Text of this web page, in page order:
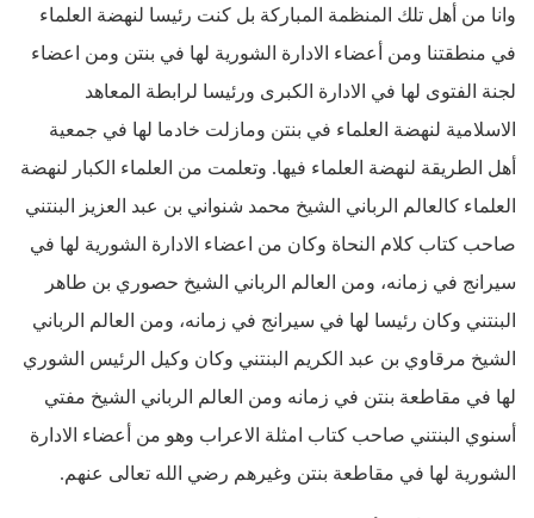
وانا من أهل تلك المنظمة المباركة بل كنت رئيسا لنهضة العلماء
في منطقتنا ومن أعضاء الادارة الشورية لها في بنتن ومن اعضاء
لجنة الفتوى لها في الادارة الكبرى ورئيسا لرابطة المعاهد
الاسلامية لنهضة العلماء في بنتن ومازلت خادما لها في جمعية
أهل الطريقة لنهضة العلماء فيها. وتعلمت من العلماء الكبار لنهضة
العلماء كالعالم الرباني الشيخ محمد شنواني بن عبد العزيز البنتني
صاحب كتاب كلام النحاة وكان من اعضاء الادارة الشورية لها في
سيرانج في زمانه، ومن العالم الرباني الشيخ حصوري بن طاهر
البنتني وكان رئيسا لها في سيرانج في زمانه، ومن العالم الرباني
الشيخ مرقاوي بن عبد الكريم البنتني وكان وكيل الرئيس الشوري
لها في مقاطعة بنتن في زمانه ومن العالم الرباني الشيخ مفتي
أسنوي البنتني صاحب كتاب امثلة الاعراب وهو من أعضاء الادارة
الشورية لها في مقاطعة بنتن وغيرهم رضي الله تعالى عنهم.